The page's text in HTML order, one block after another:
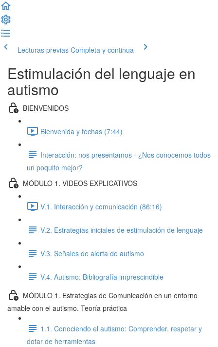
Lecturas previas Completa y continua
Estimulación del lenguaje en
autismo
BIENVENIDOS
Bienvenida y fechas (7:44)
Interacción: nos presentamos - ¿Nos conocemos todos
un poquito mejor?
MÓDULO 1. VIDEOS EXPLICATIVOS
V.1. Interacción y comunicación (86:16)
V.2. Estrategias iniciales de estimulación de lenguaje
V.3. Señales de alerta de autismo
V.4. Autismo: Bibliografía imprescindible
MÓDULO 1. Estrategias de Comunicación en un entorno
amable con el autismo. Teoría práctica
1.1. Conociendo el autismo: Comprender, respetar y
dotar de herramientas